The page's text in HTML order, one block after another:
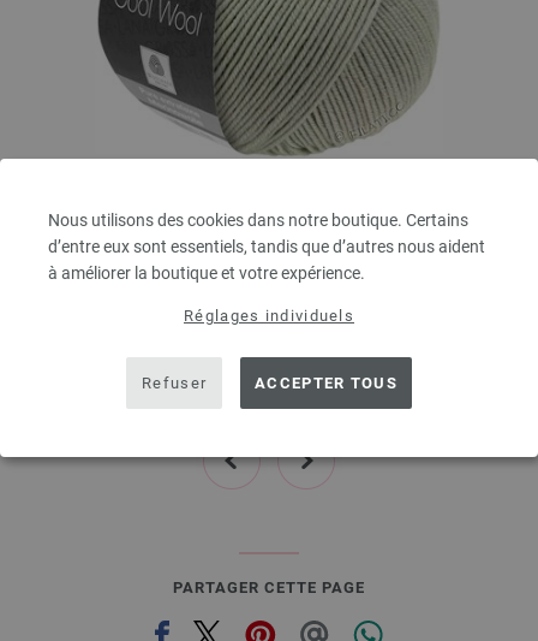
Nous utilisons des cookies dans notre boutique. Certains
d’entre eux sont essentiels, tandis que d’autres nous aident
à améliorer la boutique et votre expérience.
Réglages individuels
Refuser ACCEPTER TOUS
Lana Grossa
COOL WOOL
100 % Laine vierge mérinos
Épaisseur de l'aiguille: 3 - 3,5
6,38 $
hors TVA, frais de port en sus, Prix de base: 109,20 €
PARTAGER CETTE PAGE